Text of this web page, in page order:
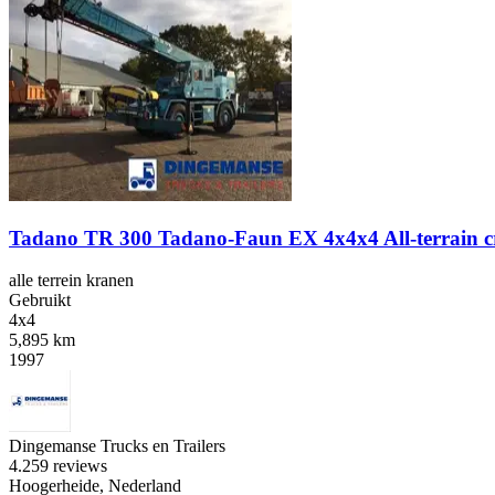
Tadano TR 300 Tadano-Faun EX 4x4x4 All-terrain
alle terrein kranen
Gebruikt
4x4
5,895 km
1997
Dingemanse Trucks en Trailers
4.259 reviews
Hoogerheide, Nederland